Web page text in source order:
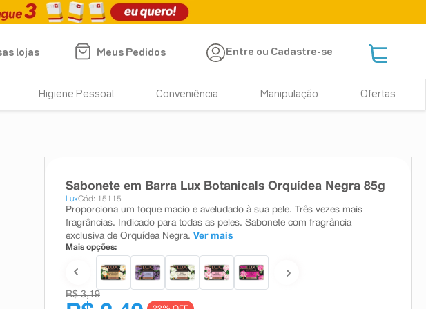
lojas
Meus Pedidos Entre ou Cadastre-se
Higiene Pessoal Conveniência Manipulação Ofertas
Sabonete em Barra Lux Botanicals Orquídea Negra 85g
LuxCód: 15115
Proporciona um toque macio e aveludado à sua pele. Três vezes mais
fragrâncias. Indicado para todas as peles. Sabonete com fragrância
exclusiva de Orquídea Negra. Ver mais
Mais opções:
R$ 3,19